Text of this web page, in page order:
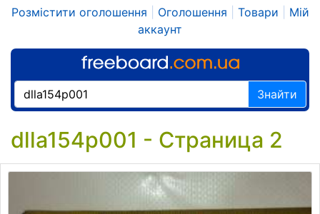
Розмістити оголошення Оголошення Товари
Мій
аккаунт
Знайти
dlla154p001 - Страница 2